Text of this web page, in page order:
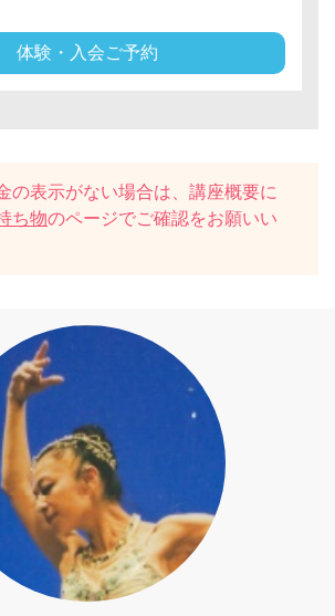
体験・入会ご予約
の表示がない場合は、講座概要に
ち物のページでご確認をお願いい